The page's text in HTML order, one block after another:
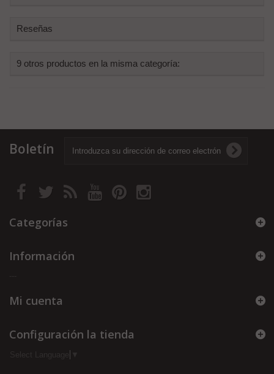
Reseñas
9 otros productos en la misma categoría:
Boletín
Categorías
Información
Mi cuenta
Configuración la tienda